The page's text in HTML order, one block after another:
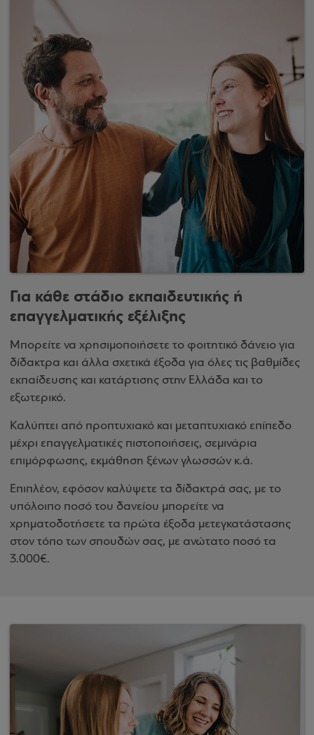
Για κάθε στάδιο εκπαιδευτικής ή
επαγγελματικής εξέλιξης
Μπορείτε να χρησιμοποιήσετε το φοιτητικό δάνειο για
δίδακτρα και άλλα σχετικά έξοδα για όλες τις βαθμίδες
εκπαίδευσης και κατάρτισης στην Ελλάδα και το
εξωτερικό.
Καλύπτει από προπτυχιακό και μεταπτυχιακό επίπεδο
μέχρι επαγγελματικές πιστοποιήσεις, σεμινάρια
επιμόρφωσης, εκμάθηση ξένων γλωσσών κ.ά.
Επιπλέον, εφόσον καλύψετε τα δίδακτρά σας, με το
υπόλοιπο ποσό του δανείου μπορείτε να
χρηματοδοτήσετε τα πρώτα έξοδα μετεγκατάστασης
στον τόπο των σπουδών σας, με ανώτατο ποσό τα
3.000€.